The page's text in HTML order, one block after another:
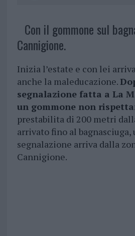
Con il gommone sul
Cannigione.
Inizia l’estate e con lei
anche la maleducazione.
segnalazione fatta a La
un gommone non
prestabilita di 200 metri
arrivato fino al bagnasciuga,
segnalazione arriva dalla
Cannigione.